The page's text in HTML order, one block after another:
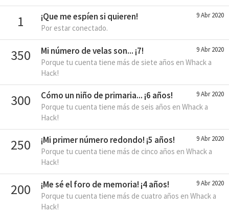
1 9 Abr 2020
¡Que me espíen si quieren!
Por estar conectado.
350 9 Abr 2020
Mi número de velas son... ¡7!
Porque tu cuenta tiene más de siete años en Whack a
Hack!
300 9 Abr 2020
Cómo un niño de primaria... ¡6 años!
Porque tu cuenta tiene más de seis años en Whack a
Hack!
250 9 Abr 2020
¡Mi primer número redondo! ¡5 años!
Porque tu cuenta tiene más de cinco años en Whack a
Hack!
200 9 Abr 2020
¡Me sé el foro de memoria! ¡4 años!
Porque tu cuenta tiene más de cuatro años en Whack a
Hack!